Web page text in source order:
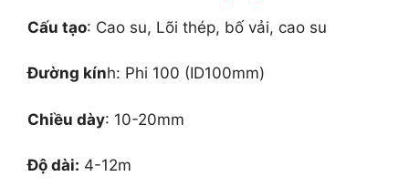
Cấu tạo: Cao su, Lõi thép, bố vải, cao su
Đường kính: Phi 100 (ID100mm)
Chiều dày: 10-20mm
Độ dài: 4-12m